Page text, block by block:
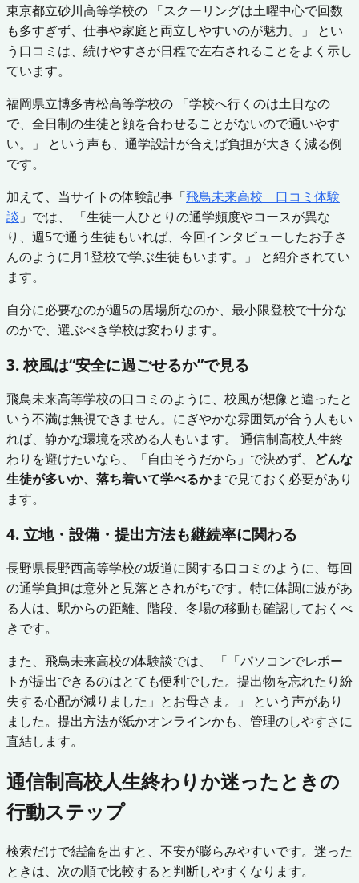
東京都立砂川高等学校の 「スクーリングは土曜中心で回数
も多すぎず、仕事や家庭と両立しやすいのが魅力。」 とい
う口コミは、続けやすさが日程で左右されることをよく示し
ています。
福岡県立博多青松高等学校の 「学校へ行くのは土日なの
で、全日制の生徒と顔を合わせることがないので通いやす
い。」 という声も、通学設計が合えば負担が大きく減る例
です。
加えて、当サイトの体験記事「飛鳥未来高校 口コミ体験
談 」では、 「生徒一人ひとりの通学頻度やコースが異な
り、週5で通う生徒もいれば、今回インタビューしたお子さ
んのように月1登校で学ぶ生徒もいます。」 と紹介されてい
ます。
自分に必要なのが週5の居場所なのか、最小限登校で十分な
のかで、選ぶべき学校は変わります。
3. 校風は“安全に過ごせるか”で見る
飛鳥未来高等学校の口コミのように、校風が想像と違ったと
いう不満は無視できません。にぎやかな雰囲気が合う人もい
れば、静かな環境を求める人もいます。 通信制高校人生終
わりを避けたいなら、「自由そうだから」で決めず、 どんな
生徒が多いか、落ち着いて学べるかまで見ておく必要があり
ます。
4. 立地・設備・提出方法も継続率に関わる
長野県長野西高等学校の坂道に関する口コミのように、毎回
の通学負担は意外と見落とされがちです。特に体調に波があ
る人は、駅からの距離、階段、冬場の移動も確認しておくべ
きです。
また、飛鳥未来高校の体験談では、 「「パソコンでレポー
トが提出できるのはとても便利でした。提出物を忘れたり紛
失する心配が減りました」とお母さま。」 という声があり
ました。提出方法が紙かオンラインかも、管理のしやすさに
直結します。
通信制高校人生終わりか迷ったときの
行動ステップ
検索だけで結論を出すと、不安が膨らみやすいです。迷った
ときは、次の順で比較すると判断しやすくなります。